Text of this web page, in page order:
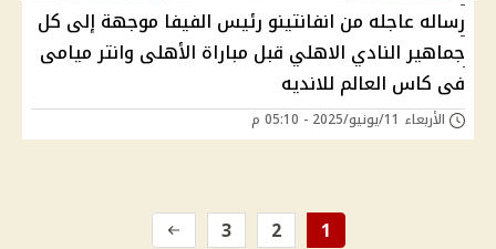
رساله عاجله من انفانتينو رئيس الفيفا موجهة إلى كل
جماهير النادي الاهلي قبل مباراة الأهلى وانتر ميامى
فى كاس العالم للانديه
الأربعاء 11/يونيو/2025 - 05:10 م
1
2
3